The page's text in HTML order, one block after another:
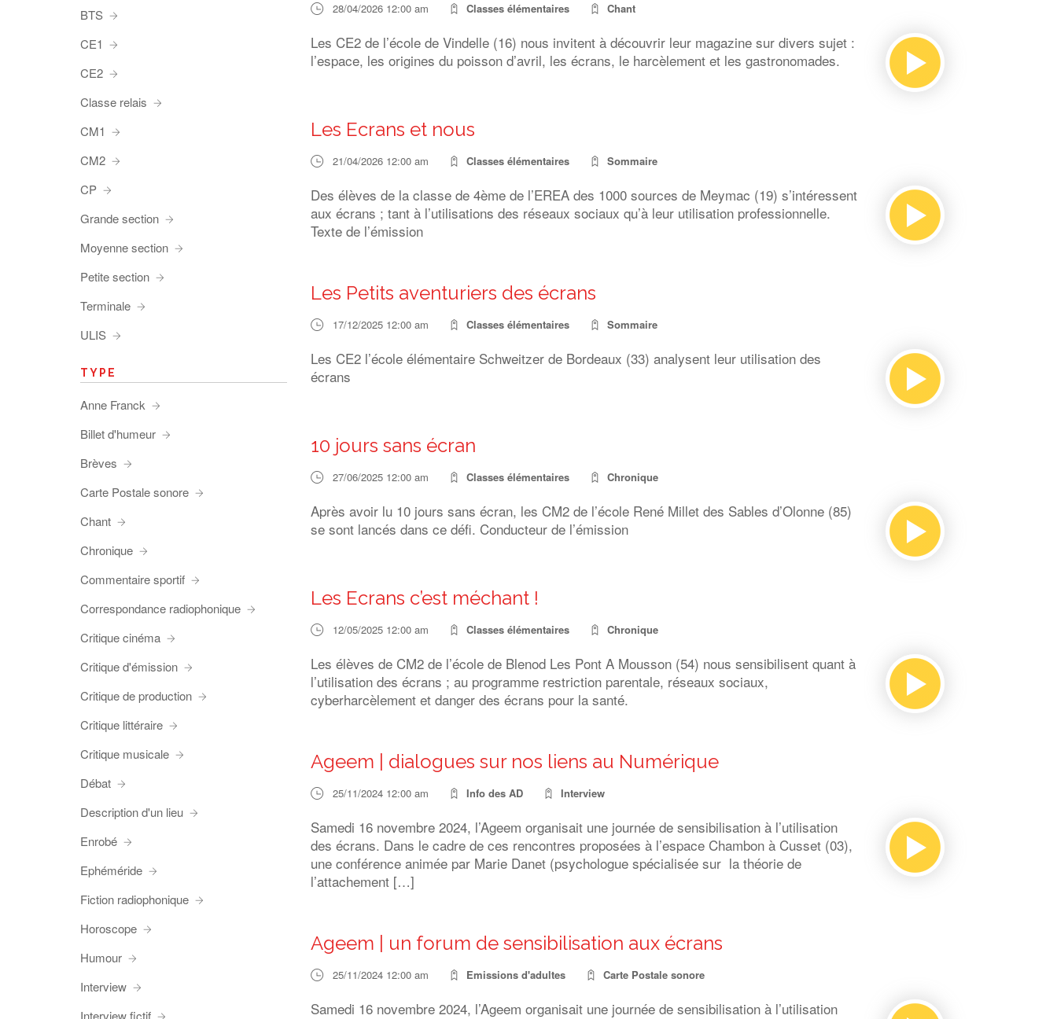
28/04/2026 12:00 am Classes élémentaires Chant
Les CE2 de l’école de Vindelle (16) nous invitent à découvrir leur magazine sur divers sujet :
l’espace, les origines du poisson d’avril, les écrans, le harcèlement et les gastronomades.
Les Ecrans et nous
21/04/2026 12:00 am Classes élémentaires Sommaire
Des élèves de la classe de 4ème de l’EREA des 1000 sources de Meymac (19) s’intéressent
aux écrans ; tant à l’utilisations des réseaux sociaux qu’à leur utilisation professionnelle.
Texte de l’émission
Les Petits aventuriers des écrans
17/12/2025 12:00 am Classes élémentaires Sommaire
Les CE2 l’école élémentaire Schweitzer de Bordeaux (33) analysent leur utilisation des
écrans
10 jours sans écran
27/06/2025 12:00 am Classes élémentaires Chronique
Après avoir lu 10 jours sans écran, les CM2 de l’école René Millet des Sables d’Olonne (85)
se sont lancés dans ce défi. Conducteur de l’émission
Les Ecrans c’est méchant !
12/05/2025 12:00 am Classes élémentaires Chronique
Les élèves de CM2 de l’école de Blenod Les Pont A Mousson (54) nous sensibilisent quant à
l’utilisation des écrans ; au programme restriction parentale, réseaux sociaux,
cyberharcèlement et danger des écrans pour la santé.
Ageem | dialogues sur nos liens au Numérique
25/11/2024 12:00 am Info des AD Interview
Samedi 16 novembre 2024, l’Ageem organisait une journée de sensibilisation à l’utilisation
des écrans. Dans le cadre de ces rencontres proposées à l’espace Chambon à Cusset (03),
une conférence animée par Marie Danet (psychologue spécialisée sur la théorie de
l’attachement […]
Ageem | un forum de sensibilisation aux écrans
25/11/2024 12:00 am Emissions d'adultes Carte Postale sonore
Samedi 16 novembre 2024, l’Ageem organisait une journée de sensibilisation à l’utilisation
BTS
CE1
CE2
Classe relais
CM1
CM2
CP
Grande section
Moyenne section
Petite section
Terminale
ULIS
TYPE
Anne Franck
Billet d'humeur
Brèves
Carte Postale sonore
Chant
Chronique
Commentaire sportif
Correspondance radiophonique
Critique cinéma
Critique d'émission
Critique de production
Critique littéraire
Critique musicale
Débat
Description d'un lieu
Enrobé
Ephéméride
Fiction radiophonique
Horoscope
Humour
Interview
Interview fictif